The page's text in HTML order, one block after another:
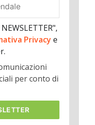
Privacye
per conto di